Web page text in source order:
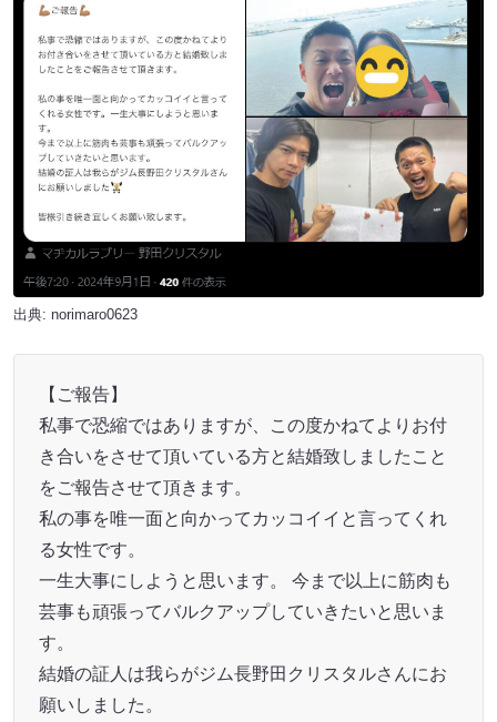
出典: norimaro0623
【ご報告】
私事で恐縮ではありますが、この度かねてよりお付
き合いをさせて頂いている方と結婚致しましたこと
をご報告させて頂きます。
私の事を唯一面と向かってカッコイイと言ってくれ
る女性です。
一生大事にしようと思います。 今まで以上に筋肉も
芸事も頑張ってバルクアップしていきたいと思いま
す。
結婚の証人は我らがジム長野田クリスタルさんにお
願いしました。